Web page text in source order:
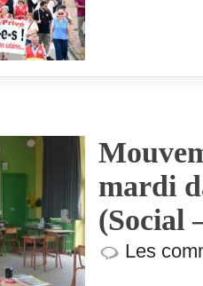
mardi
(Social
Les